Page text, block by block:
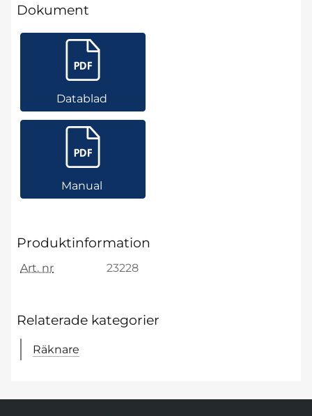
Dokument
Datablad
Manual
Produktinformation
Art. nr 23228
Relaterade kategorier
Räknare